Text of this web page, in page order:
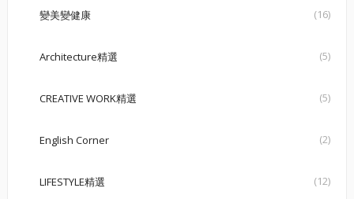
變美變健康 (16)
Architecture精選 (5)
CREATIVE WORK精選 (5)
English Corner (2)
LIFESTYLE精選 (12)